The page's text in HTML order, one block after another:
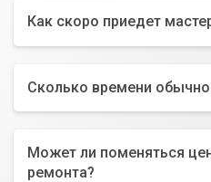
Как скоро приедет
Сколько времени
Может ли поменяться
ремонта?